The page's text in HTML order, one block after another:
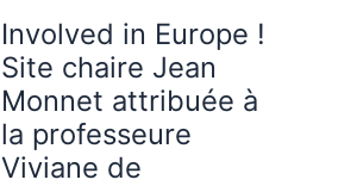
Involved in Europe !
Site chaire Jean
Monnet attribuée à
la professeure
Viviane de